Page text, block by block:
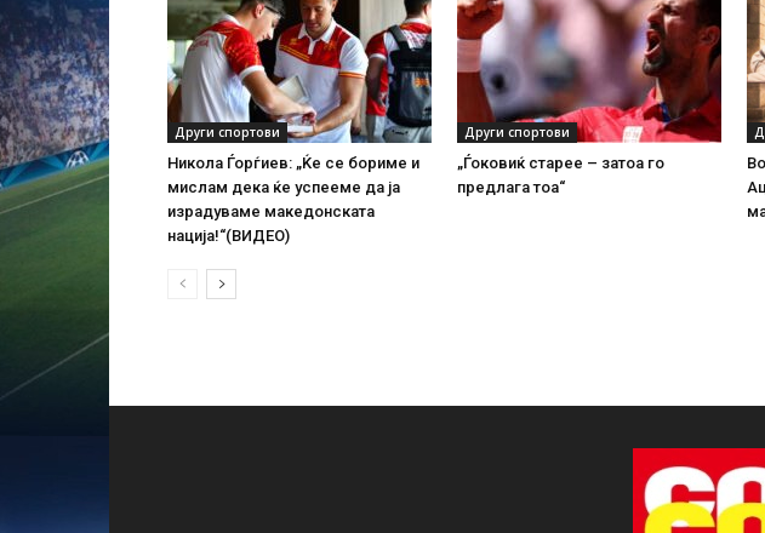
Други спортови
Никола Ѓорѓиев: „Ќе се бориме и
мислам дека ќе успееме да ја
израдуваме македонската
нација!“(ВИДЕО)
Други спортови
„Ѓоковиќ старее – затоа го
предлага тоа“